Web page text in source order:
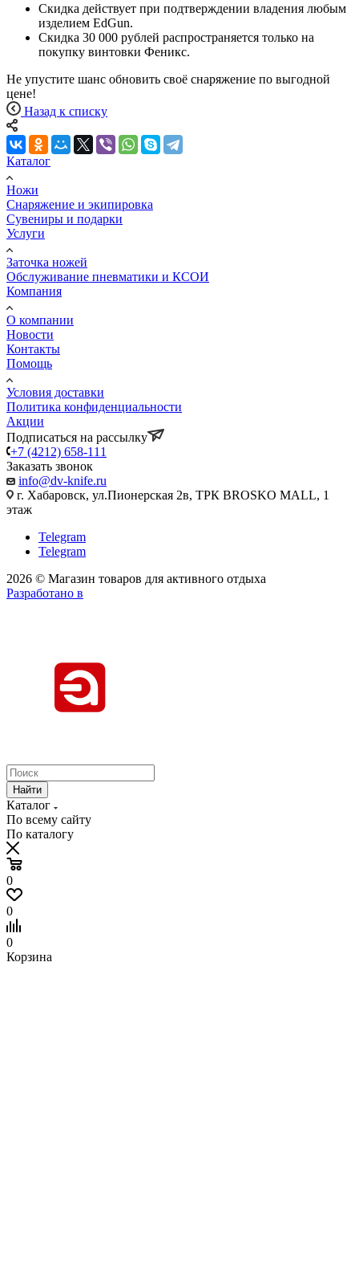
Скидка действует при подтверждении владения любым
изделием EdGun.
Скидка 30 000 рублей распространяется только на
покупку винтовки Феникс.
Не упустите шанс обновить своё снаряжение по выгодной
цене!
Назад к списку
Каталог
Ножи
Снаряжение и экипировка
Сувениры и подарки
Услуги
Заточка ножей
Обслуживание пневматики и КСОИ
Компания
О компании
Новости
Контакты
Помощь
Условия доставки
Политика конфиденциальности
Акции
Подписаться на рассылку
+7 (4212) 658-111
Заказать звонок
info@dv-knife.ru
г. Хабаровск, ул.Пионерская 2в, ТРК BROSKO MALL, 1
этаж
Telegram
Telegram
2026 © Магазин товаров для активного отдыха
Разработано в
Найти
Каталог
По всему сайту
По каталогу
0
0
0
Корзина